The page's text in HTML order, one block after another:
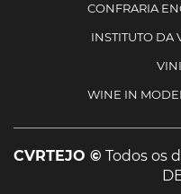
CONFRARIA
INSTITUTO DA
WINE IN
CVRTEJO © Todos os